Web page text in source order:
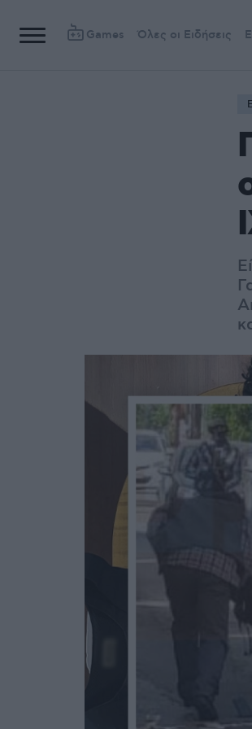
Games Όλες οι Ειδήσεις